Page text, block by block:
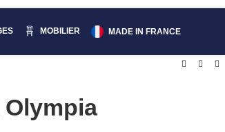
MOBILIER MADE IN FRANCE